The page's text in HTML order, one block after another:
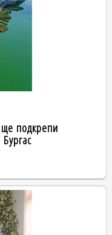
подкрепи